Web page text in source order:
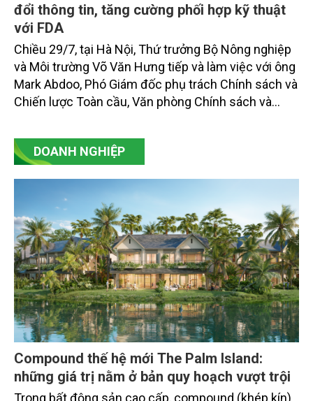
đổi thông tin, tăng cường phối hợp kỹ thuật
với FDA
Chiều 29/7, tại Hà Nội, Thứ trưởng Bộ Nông nghiệp
và Môi trường Võ Văn Hưng tiếp và làm việc với ông
Mark Abdoo, Phó Giám đốc phụ trách Chính sách và
Chiến lược Toàn cầu, Văn phòng Chính sách và
và Dược phẩm Hoa Kỳ (FDA).
DOANH NGHIỆP
Compound thế hệ mới The Palm Island:
những giá trị nằm ở bản quy hoạch vượt trội